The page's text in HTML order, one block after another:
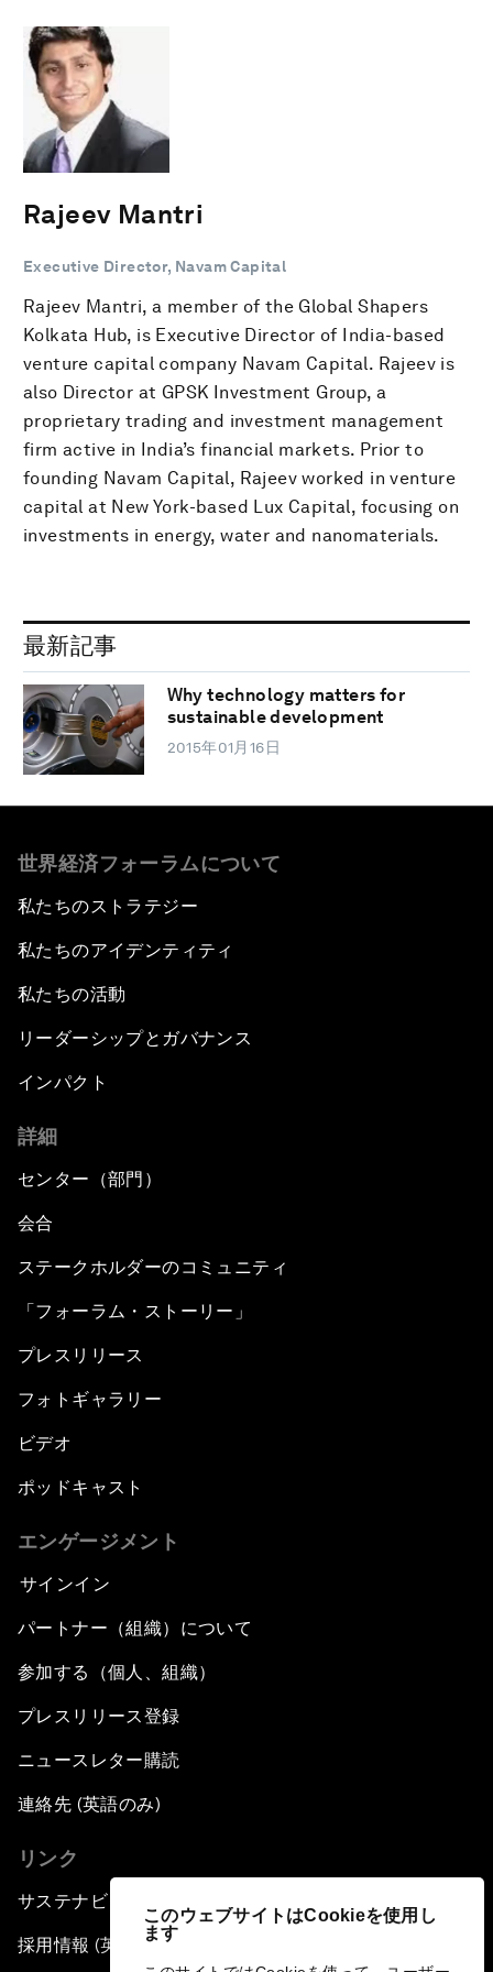
このウェブサイトはCookieを使用し
ます
Rajeev Mantri
Executive Director, Navam Capital
Rajeev Mantri, a member of the Global Shapers
Kolkata Hub, is Executive Director of India-based
venture capital company Navam Capital. Rajeev is
also Director at GPSK Investment Group, a
proprietary trading and investment management
firm active in India’s financial markets. Prior to
founding Navam Capital, Rajeev worked in venture
capital at New York-based Lux Capital, focusing on
investments in energy, water and nanomaterials.
最新記事
Why technology matters for
sustainable development
2015年01月16日
世界経済フォーラムについて
私たちのストラテジー
私たちのアイデンティティ
私たちの活動
リーダーシップとガバナンス
インパクト
詳細
センター（部門）
会合
ステークホルダーのコミュニティ
「フォーラム・ストーリー」
プレスリリース
フォトギャラリー
ビデオ
ポッドキャスト
エンゲージメント
サインイン
パートナー（組織）について
参加する（個人、組織）
プレスリリース登録
ニュースレター購読
連絡先 (英語のみ)
リンク
サステナビリティへの取り組み
採用情報 (英語のみ)